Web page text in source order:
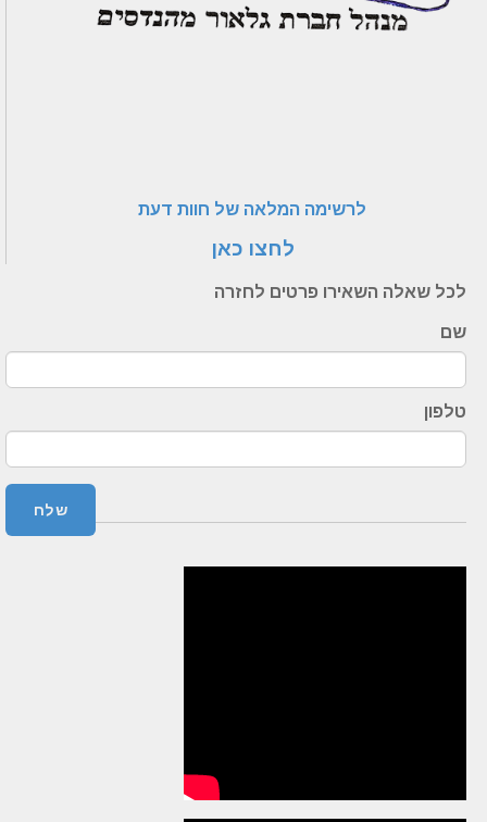
לרשימה המלאה של חוות דעת
לחצו כאן
לכל שאלה השאירו פרטים לחזרה
שם
טלפון